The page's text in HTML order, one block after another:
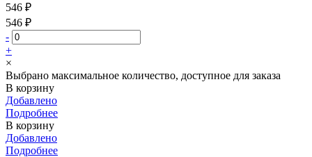
546 ₽
546 ₽
-
+
×
Выбрано максимальное количество, доступное для заказа
В корзину
Добавлено
Подробнее
В корзину
Добавлено
Подробнее